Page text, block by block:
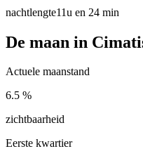
nachtlengte11u en 24 min
De maan in
Actuele maanstand
6.5 %
zichtbaarheid
Eerste kwartier